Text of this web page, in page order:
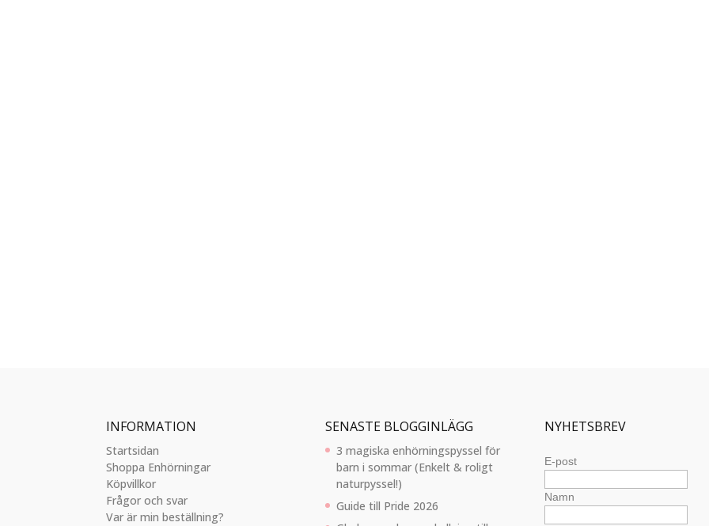
INFORMATION
Startsidan
Shoppa Enhörningar
Köpvillkor
Frågor och svar
Var är min beställning?
SENASTE BLOGGINLÄGG
3 magiska enhörningspyssel för
barn i sommar (Enkelt & roligt
naturpyssel!)
Guide till Pride 2026
NYHETSBREV
E-post
Namn